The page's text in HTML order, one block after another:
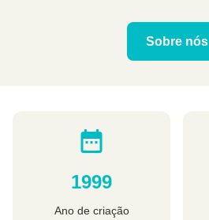
Sobre nós
1999
Ano de criação